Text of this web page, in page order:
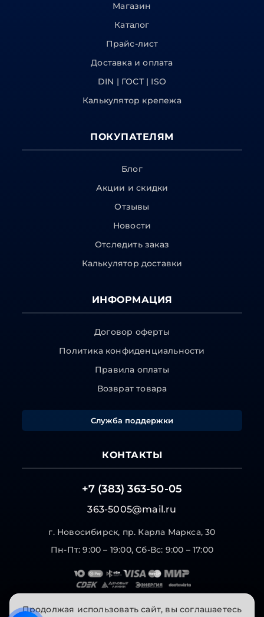
Магазин
Каталог
Прайс-лист
Доставка и оплата
DIN | ГОСТ | ISO
Калькулятор крепежа
ПОКУПАТЕЛЯМ
Блог
Акции и скидки
Отзывы
Новости
Отследить заказ
Калькулятор доставки
ИНФОРМАЦИЯ
Договор оферты
Политика конфиденциальности
Правила оплаты
Возврат товара
Служба поддержки
КОНТАКТЫ
+7 (383) 363-50-05
363-5005@mail.ru
г. Новосибирск, пр. Карла Маркса, 30
Пн-Пт: 9:00 – 19:00, Сб-Вс: 9:00 – 17:00
Продолжая использовать сайт, вы соглашаетесь